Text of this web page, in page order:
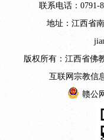
联系电话：0791-
地址：江西省
版权所有：江西省佛
互联网宗教信
赣公